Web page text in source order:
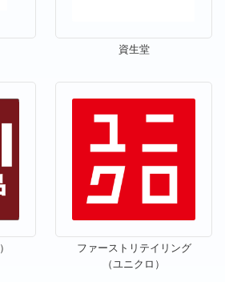
資生堂
ファーストリテイリング
（ユニクロ）